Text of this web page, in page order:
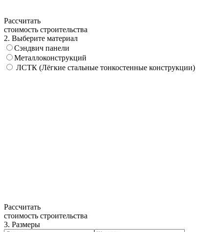
Рассчитать
стоимость строительства
2. Выберите материал
Сэндвич панели
Металлоконструкций
ЛСТК (Лёгкие стальные тонкостенные конструкции)
Рассчитать
стоимость строительства
3. Размеры